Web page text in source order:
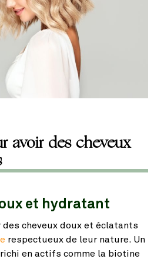
avoir des cheveux
et hydratant
des cheveux doux et éclatants
respectueux de leur nature. Un
en actifs comme la biotine